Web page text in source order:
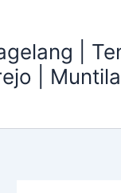
|
|